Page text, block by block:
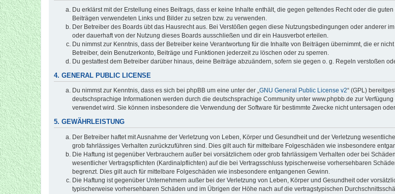
Du erklärst mit der Erstellung eines Beitrags, dass er keine Inhalte enthält, die gegen geltendes Recht oder die
Beiträgen verwendeten Links und Bilder zu setzen bzw. zu verwenden.
Der Betreiber des Boards übt das Hausrecht aus. Bei Verstößen gegen diese Nutzungsbedingungen oder anderer
oder dauerhaft von der Nutzung dieses Boards ausschließen und dir ein Hausverbot erteilen.
Du nimmst zur Kenntnis, dass der Betreiber keine Verantwortung für die Inhalte von Beiträgen übernimmt, die er
Betreiber, dein Benutzerkonto, Beiträge und Funktionen jederzeit zu löschen oder zu sperren.
Du gestattest dem Betreiber darüber hinaus, deine Beiträge abzuändern, sofern sie gegen o. g. Regeln verstoßen
4. GENERAL PUBLIC LICENSE
Du nimmst zur Kenntnis, dass es sich bei phpBB um eine unter der „GNU General Public License v2“ (GPL)
deutschsprachige Informationen werden durch die deutschsprachige Community unter www.phpbb.de zur
verwendet wird. Sie können insbesondere die Verwendung der Software für bestimmte Zwecke nicht untersagen
5. GEWÄHRLEISTUNG
Der Betreiber haftet mit Ausnahme der Verletzung von Leben, Körper und Gesundheit und der Verletzung
grob fahrlässiges Verhalten zurückzuführen sind. Dies gilt auch für mittelbare Folgeschäden wie insbesondere
Die Haftung ist gegenüber Verbrauchern außer bei vorsätzlichem oder grob fahrlässigem Verhalten oder bei
wesentlicher Vertragspflichten (Kardinalpflichten) auf die bei Vertragsschluss typischerweise vorhersehbaren
begrenzt. Dies gilt auch für mittelbare Folgeschäden wie insbesondere entgangenen Gewinn.
Die Haftung ist gegenüber Unternehmern außer bei der Verletzung von Leben, Körper und Gesundheit oder
typischerweise vorhersehbaren Schäden und im Übrigen der Höhe nach auf die vertragstypischen